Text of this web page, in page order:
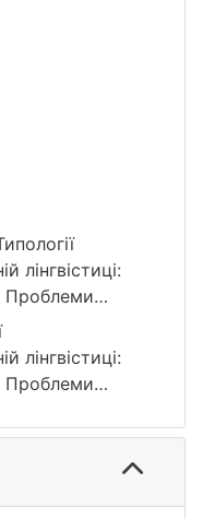
лінгвістиці:
Проблеми
лінгвістиці:
Проблеми
DOI:
(дата